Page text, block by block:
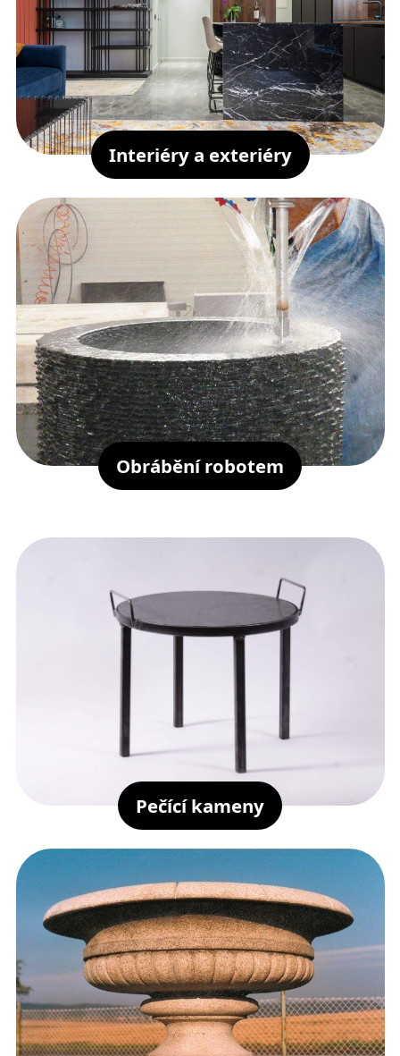
Interiéry a exteriéry
Obrábění robotem
Pečící kameny